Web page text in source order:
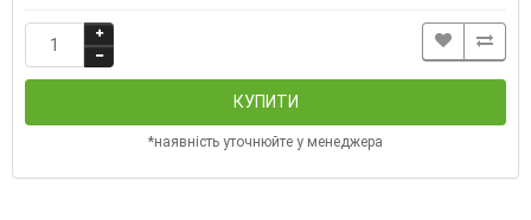
КУПИТИ
*наявність уточнюйте у менеджера